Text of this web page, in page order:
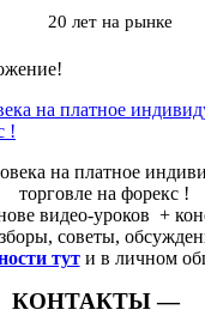
20 лет на рынке
на платное
торговле на форекс !
видео-уроков ️ +
советы,
тут и в личном
КОНТАКТЫ —